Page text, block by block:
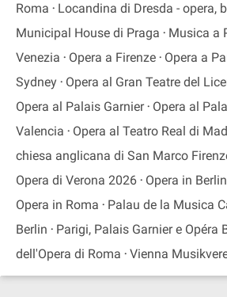
Roma
Locandina di Dresda - opera,
Municipal House di Praga
Musica a
Venezia
Opera a Firenze Opera a
Sydney
Opera al Gran Teatre del
Opera al Palais Garnier
Opera al
Valencia
Opera al Teatro Real di
chiesa anglicana di San Marco
Opera di Verona 2026
Opera in Berlin
Opera in Roma
Palau de la Musica
Berlin
Parigi, Palais Garnier e Opéra
dell'Opera di Roma
Vienna